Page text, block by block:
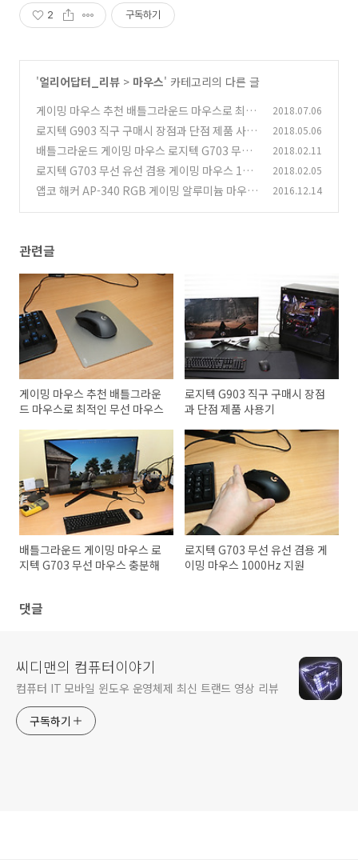
2 구독하기
'얼리어답터_리뷰 > 마우스' 카테고리의 다른 글
게이밍 마우스 추천 배틀그라운드 마우스로 최적
인 무선 마우스
(4)
2018.07.06
로지텍 G903 직구 구매시 장점과 단점 제품 사용
기
(6)
2018.05.06
배틀그라운드 게이밍 마우스 로지텍 G703 무선
마우스 충분해 (0)
2018.02.11
로지텍 G703 무선 유선 겸용 게이밍 마우스 100
0Hz 지원
(5)
2018.02.05
앱코 해커 AP-340 RGB 게이밍 알루미늄 마우스
2016.12.14
관련글
게이밍 마우스 추천 배틀그라운
드 마우스로 최적인 무선 마우스
로지텍 G903 직구 구매시 장점
과 단점 제품 사용기
배틀그라운드 게이밍 마우스 로
지텍 G703 무선 마우스 충분해
로지텍 G703 무선 유선 겸용 게
이밍 마우스 1000Hz 지원
댓글
씨디맨의 컴퓨터이야기
컴퓨터 IT 모바일 윈도우 운영체제 최신 트랜드 영상 리뷰
구독하기